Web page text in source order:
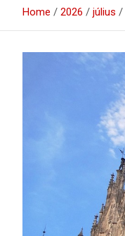
Home 2026 július